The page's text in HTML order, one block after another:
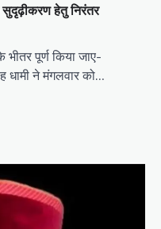
हेतु निरंतर
भीतर पूर्ण किया जाए-
धामी ने मंगलवार को…